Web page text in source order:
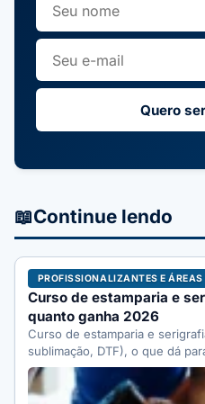
Quero
📖Continue lendo
PROFISSIONALIZANTES E ÁREAS
Curso de estamparia e
quanto ganha 2026
Curso de estamparia e
sublimação, DTF), o que dá
quanto…